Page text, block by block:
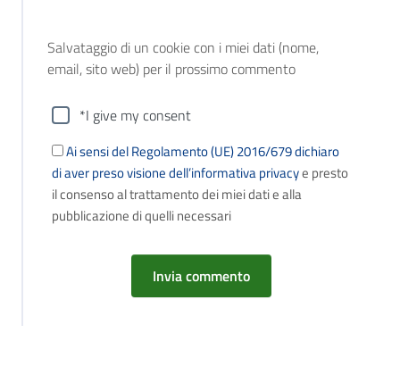
Salvataggio di un cookie con i miei dati (nome,
email, sito web) per il prossimo commento
*I give my consent
Ai sensi del Regolamento (UE) 2016/679 dichiaro
di aver preso visione dell’informativa privacye presto
il consenso al trattamento dei miei dati e alla
pubblicazione di quelli necessari